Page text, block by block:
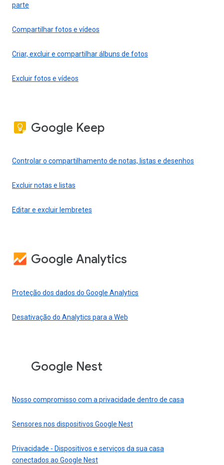
parte
Compartilhar fotos e vídeos
Criar, excluir e compartilhar álbuns de fotos
Excluir fotos e vídeos
Google Keep
Controlar o compartilhamento de notas, listas e desenhos
Excluir notas e listas
Editar e excluir lembretes
Google Analytics
Proteção dos dados do Google Analytics
Desativação do Analytics para a Web
Google Nest
Nosso compromisso com a privacidade dentro de casa
Sensores nos dispositivos Google Nest
Privacidade - Dispositivos e serviços da sua casa
conectados ao Google Nest